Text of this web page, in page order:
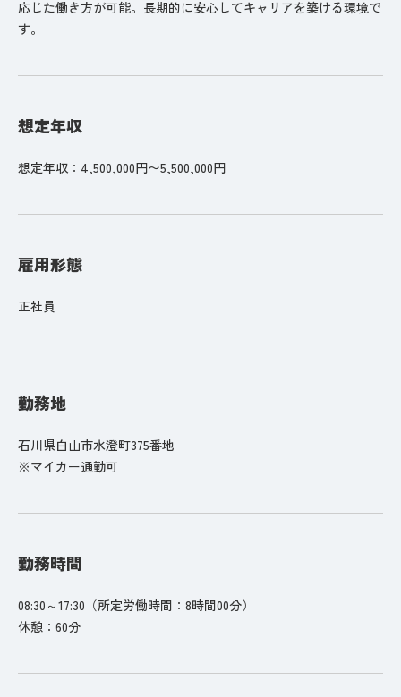
応じた働き方が可能。長期的に安心してキャリアを築ける環境で
す。
想定年収
想定年収：4,500,000円〜5,500,000円
雇用形態
正社員
勤務地
石川県白山市水澄町375番地
※マイカー通勤可
勤務時間
08:30～17:30（所定労働時間：8時間00分）
休憩：60分